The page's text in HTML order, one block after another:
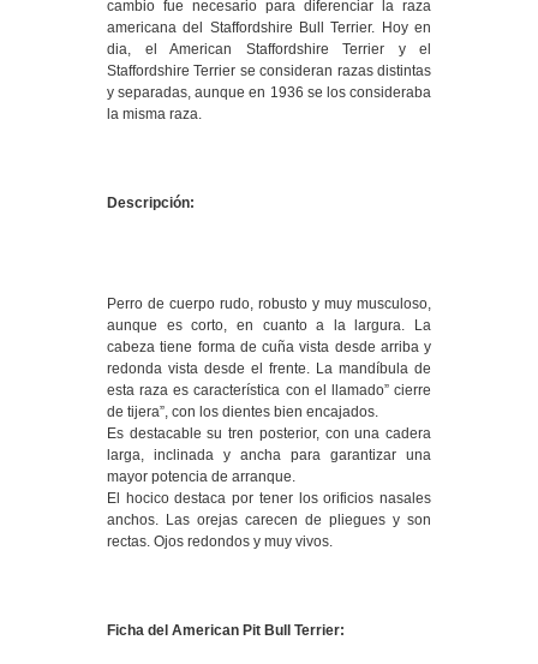
cambio fue necesario para diferenciar la raza
americana del Staffordshire Bull Terrier. Hoy en
dia, el American Staffordshire Terrier y el
Staffordshire Terrier se consideran razas distintas
y separadas, aunque en 1936 se los consideraba
la misma raza.
Descripción:
Perro de cuerpo rudo, robusto y muy musculoso,
aunque es corto, en cuanto a la largura. La
cabeza tiene forma de cuña vista desde arriba y
redonda vista desde el frente. La mandíbula de
esta raza es característica con el llamado” cierre
de tijera”, con los dientes bien encajados.
Es destacable su tren posterior, con una cadera
larga, inclinada y ancha para garantizar una
mayor potencia de arranque.
El hocico destaca por tener los orificios nasales
anchos. Las orejas carecen de pliegues y son
rectas. Ojos redondos y muy vivos.
Ficha del American Pit Bull Terrier: